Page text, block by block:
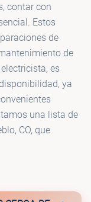
contar con
Estos
de
de
es
ya
una lista de
CO, que